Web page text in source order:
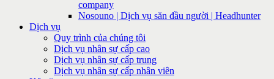
company
Nosouno | Dịch vụ săn đầu người | Headhunter
Dịch vụ
Quy trình của chúng tôi
Dịch vụ nhân sự cấp cao
Dịch vụ nhân sự cấp trung
Dịch vụ nhân sự cấp nhân viên